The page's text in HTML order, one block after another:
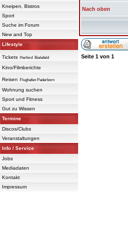
Kneipen, Bistros
Sport
Suche im Forum
New and Top
Lifestyle
Tickets Herford Bielefeld
Kino/Filmberichte
Reisen Flughafen Paderborn
Wohnung suchen
Sport und Fitness
Gut zu Wissen
Termine
Discos/Clubs
Veranstaltungen
Info / Service
Jobs
Mediadaten
Kontakt
Impressum
Nach oben
Seite 1 von 1